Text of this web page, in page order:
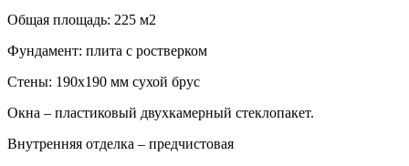
Общая площадь: 225 м2
Фундамент: плита с ростверком
Стены: 190х190 мм сухой брус
Окна – пластиковый двухкамерный стеклопакет.
Внутренняя отделка – предчистовая